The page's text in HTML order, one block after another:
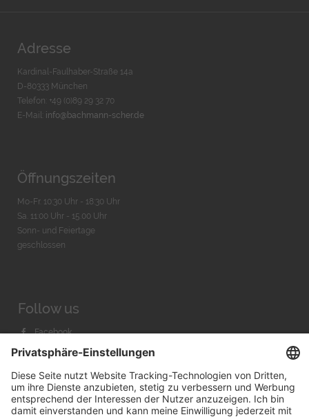
Adresse
Kardinal-Faulhaber-Straße 14a
D-80333 München
Telefon: +49 (0)89 29 32 70
E-Mail: info@bachmann-scher.de
Öffnungszeiten
Mo-Fr. 10:30 Uhr - 18:30 Uhr
Sa. 11:00 Uhr - 15.00 Uhr
Sonn- und Feiertage
geschlossen
Follow us
Facebook
Instagram
Youtube